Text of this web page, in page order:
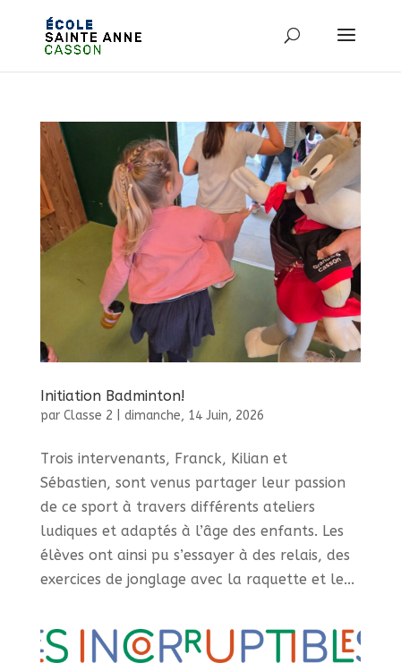
Initiation Badminton!
par Classe 2 dimanche, 14 Juin, 2026
Trois intervenants, Franck, Kilian et
Sébastien, sont venus partager leur passion
de ce sport à travers différents ateliers
ludiques et adaptés à l’âge des enfants. Les
élèves ont ainsi pu s’essayer à des relais, des
exercices de jonglage avec la raquette et le...